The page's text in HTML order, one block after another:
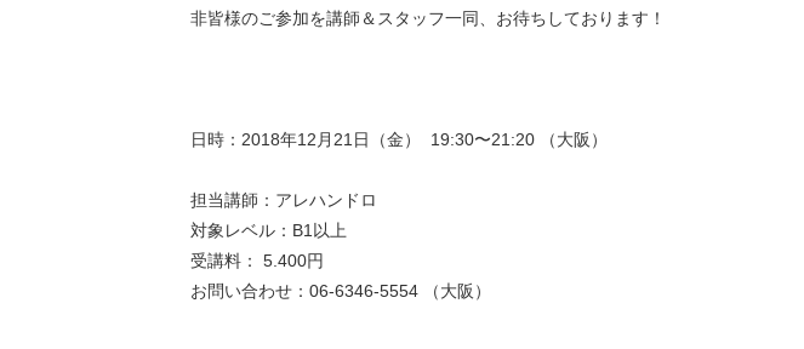
非皆様のご参加を講師＆スタッフ一同、お待ちしております！
日時：2018年12月21日（金） 19:30〜21:20 （大阪）
担当講師：アレハンドロ
対象レベル：B1以上
受講料： 5.400円
お問い合わせ：06-6346-5554 （大阪）